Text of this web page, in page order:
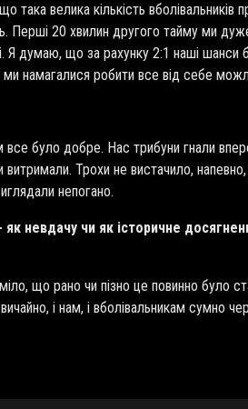
велика кількість вболівальників
Перші 20 хвилин другого тайму ми
Я думаю, що за рахунку 2:1 наші
намагалися робити все від себе
було добре. Нас трибуни гнали
Трохи не вистачило, напевно,
непогано.
невдачу чи як історичне
що рано чи пізно це повинно було
і нам, і вболівальникам сумно